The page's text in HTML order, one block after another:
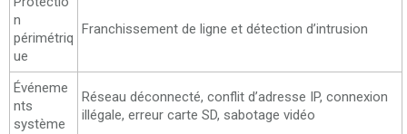
n
périmétriq
ue
Franchissement de ligne et détection d’intrusion
Événeme
nts
système
Réseau déconnecté, conflit d’adresse IP, connexion
illégale, erreur carte SD, sabotage vidéo